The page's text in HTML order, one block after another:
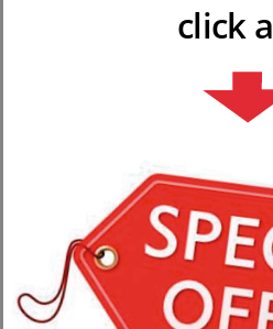
click